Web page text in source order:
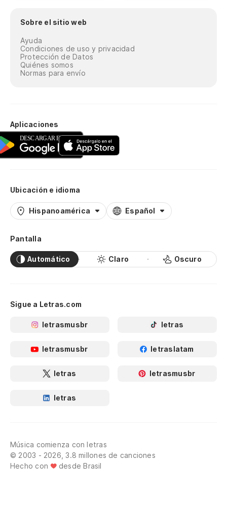
Sobre el sitio web
Ayuda
Condiciones de uso y privacidad
Protección de Datos
Quiénes somos
Normas para envío
Aplicaciones
Ubicación e idioma
Hispanoamérica Español
Pantalla
Automático Claro Oscuro
Sigue a Letras.com
letrasmusbr letras
letrasmusbr letraslatam
letras letrasmusbr
letras
Música comienza con letras
© 2003 - 2026, 3.8 millones de canciones
Hecho con
desde Brasil